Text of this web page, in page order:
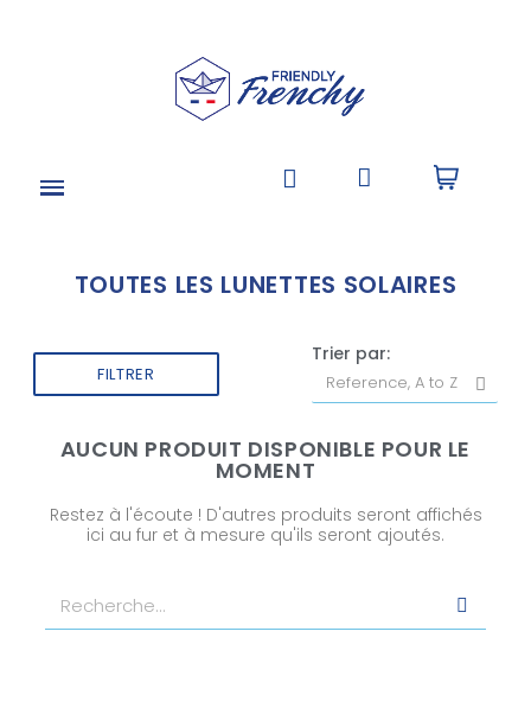
TOUTES LES LUNETTES SOLAIRES
FILTRER
Trier par:
AUCUN PRODUIT DISPONIBLE POUR LE
MOMENT
Restez à l'écoute ! D'autres produits seront affichés
ici au fur et à mesure qu'ils seront ajoutés.